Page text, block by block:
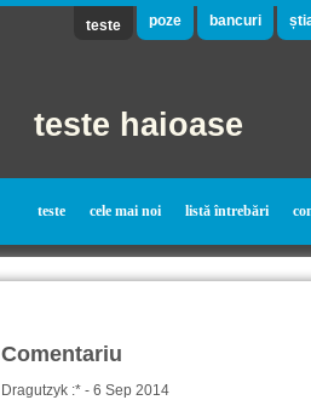
teste poze bancuri
teste haioase
teste cele mai noi listă întrebări
Comentariu
Dragutzyk :* - 6 Sep 2014